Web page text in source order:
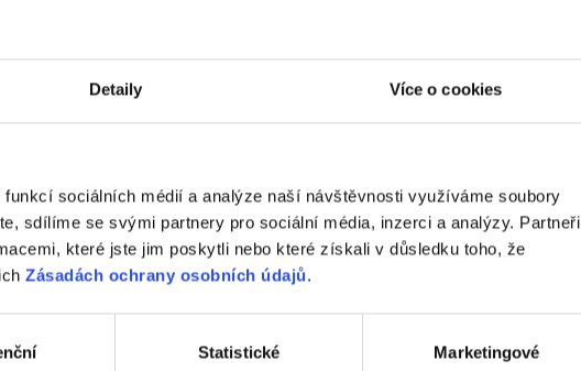
Detaily Více o cookies
sociálních médií a analýze naší návštěvnosti využíváme soubory
sdílíme se svými partnery pro sociální média, inzerci a analýzy. Partneři
které jste jim poskytli nebo které získali v důsledku toho, že
Zásadách ochrany osobních údajů.
Statistické Marketingové